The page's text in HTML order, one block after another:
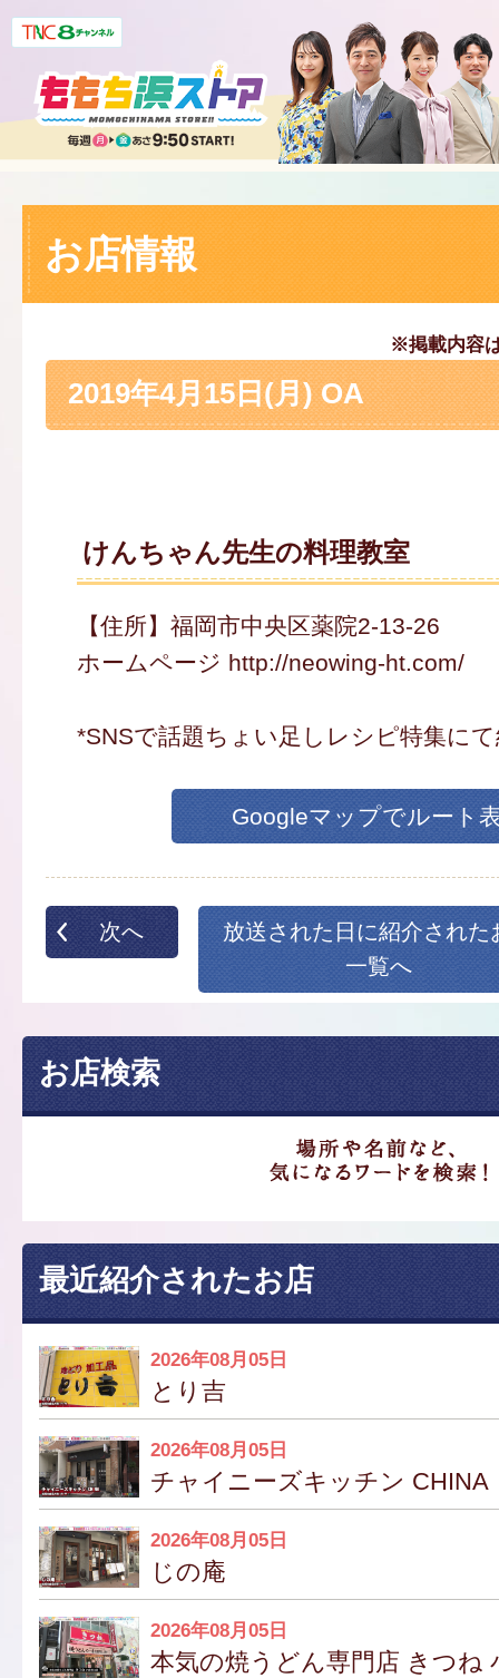
お店情報
※掲載内容
2019年4月15日(月) OA
けんちゃん先生の料理教室
【住所】福岡市中央区薬院2-13-26
ホームページ http://neowing-ht.com/
*SNSで話題ちょい足しレシピ特集に
Googleマップでルート
次へ
放送された日に紹介された
一覧へ
お店検索
最近紹介されたお店
2026年08月05日
とり吉
2026年08月05日
チャイニーズキッチン CHINA
2026年08月05日
じの庵
2026年08月05日
本気の焼うどん専門店 きつね